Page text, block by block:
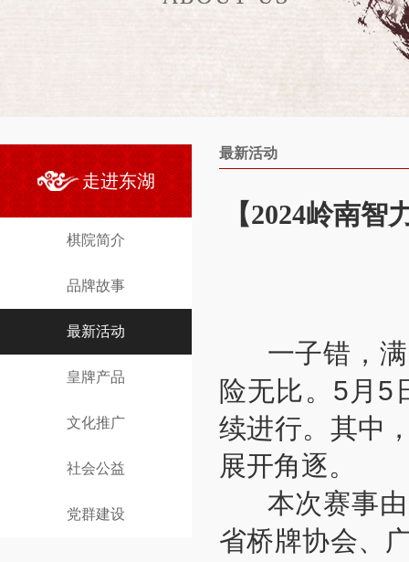
走进东湖
棋院简介
品牌故事
最新活动
皇牌产品
文化推广
社会公益
党群建设
最新活动
【2024岭南
一子错，满
险无比。5月5
续进行。其中
展开角逐。
本次赛事由
省桥牌协会、